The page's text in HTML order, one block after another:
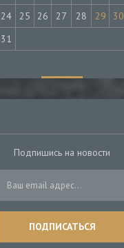
24
25 26 27 28 29
30
31
Подпишись на новости